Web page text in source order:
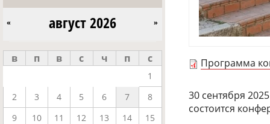
август 2026
« »
в п в с ч п с
1
2
3 4 5 6 7
8
9
10 11 12 13 14
15
Программа
30 сентября
состоится